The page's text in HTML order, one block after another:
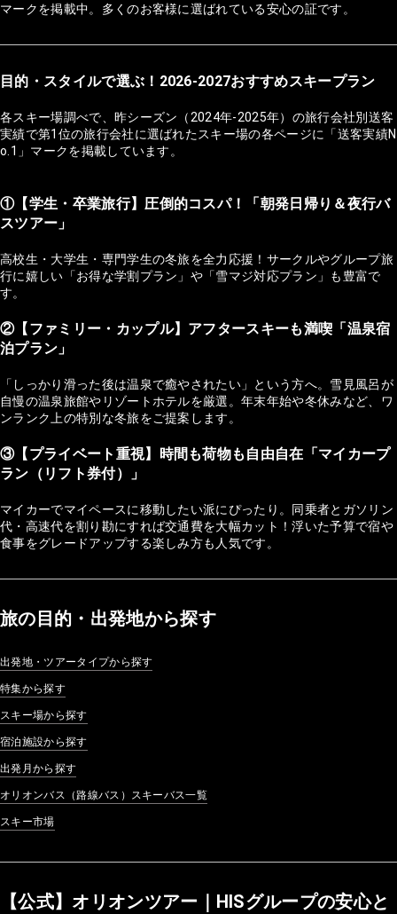
マークを掲載中。多くのお客様に選ばれている安心の証です。
目的・スタイルで選ぶ！2026-2027おすすめスキープラン
各スキー場調べで、昨シーズン（2024年-2025年）の旅行会社別送客
実績で第1位の旅行会社に選ばれたスキー場の各ページに「送客実績N
o.1」マークを掲載しています。
①【学生・卒業旅行】圧倒的コスパ！「朝発日帰り＆夜行バ
スツアー」
高校生・大学生・専門学生の冬旅を全力応援！サークルやグループ旅
行に嬉しい「お得な学割プラン」や「雪マジ対応プラン」も豊富で
す。
②【ファミリー・カップル】アフタースキーも満喫「温泉宿
泊プラン」
「しっかり滑った後は温泉で癒やされたい」という方へ。雪見風呂が
自慢の温泉旅館やリゾートホテルを厳選。年末年始や冬休みなど、ワ
ンランク上の特別な冬旅をご提案します。
③【プライベート重視】時間も荷物も自由自在「マイカープ
ラン（リフト券付）」
マイカーでマイペースに移動したい派にぴったり。同乗者とガソリン
代・高速代を割り勘にすれば交通費を大幅カット！浮いた予算で宿や
食事をグレードアップする楽しみ方も人気です。
旅の目的・出発地から探す
出発地・ツアータイプから探す
特集から探す
スキー場から探す
宿泊施設から探す
出発月から探す
オリオンバス（路線バス）スキーバス一覧
スキー市場
【公式】オリオンツアー｜HISグループの安心と